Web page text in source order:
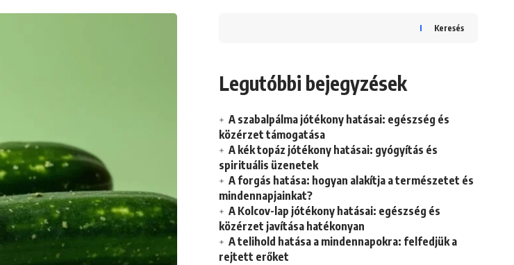
Keresés
Legutóbbi bejegyzések
A szabalpálma jótékony hatásai: egészség és
közérzet támogatása
A kék topáz jótékony hatásai: gyógyítás és
spirituális üzenetek
A forgás hatása: hogyan alakítja a természetet és
mindennapjainkat?
A Kolcov-lap jótékony hatásai: egészség és
közérzet javítása hatékonyan
A telihold hatása a mindennapokra: felfedjük a
rejtett erőket